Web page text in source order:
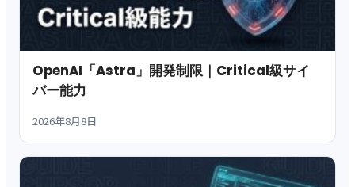
OpenAI「Astra」開発制限｜Critical級サイ
バー能力
2026年8月8日